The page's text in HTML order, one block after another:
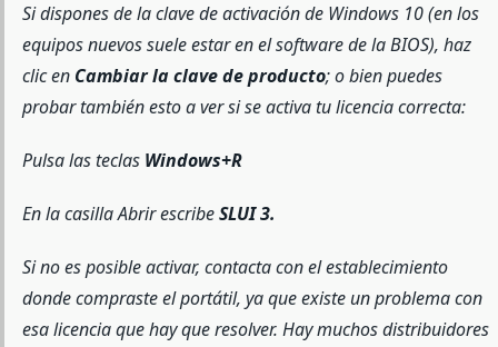
Si dispones de la clave de activación de Windows 10 (en los
equipos nuevos suele estar en el software de la BIOS), haz
clic en Cambiar la clave de producto; o bien puedes
probar también esto a ver si se activa tu licencia correcta:
Pulsa las teclas Windows+R
En la casilla Abrir escribeSLUI 3.
Si no es posible activar, contacta con el establecimiento
donde compraste el portátil, ya que existe un problema con
esa licencia que hay que resolver. Hay muchos distribuidores